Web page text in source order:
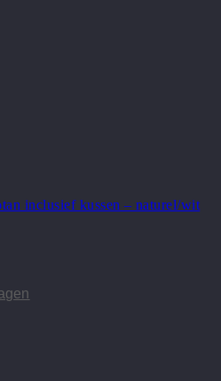
inclusief kussen – naturel/wit